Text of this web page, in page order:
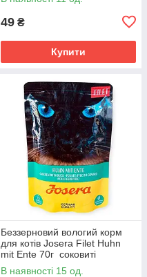
та псиліумом
49 ₴
Купити
Беззерновий вологий корм
для котів Josera Filet Huhn
mit Ente 70г соковиті
шматочки курячого філе та
В наявності 15 од.